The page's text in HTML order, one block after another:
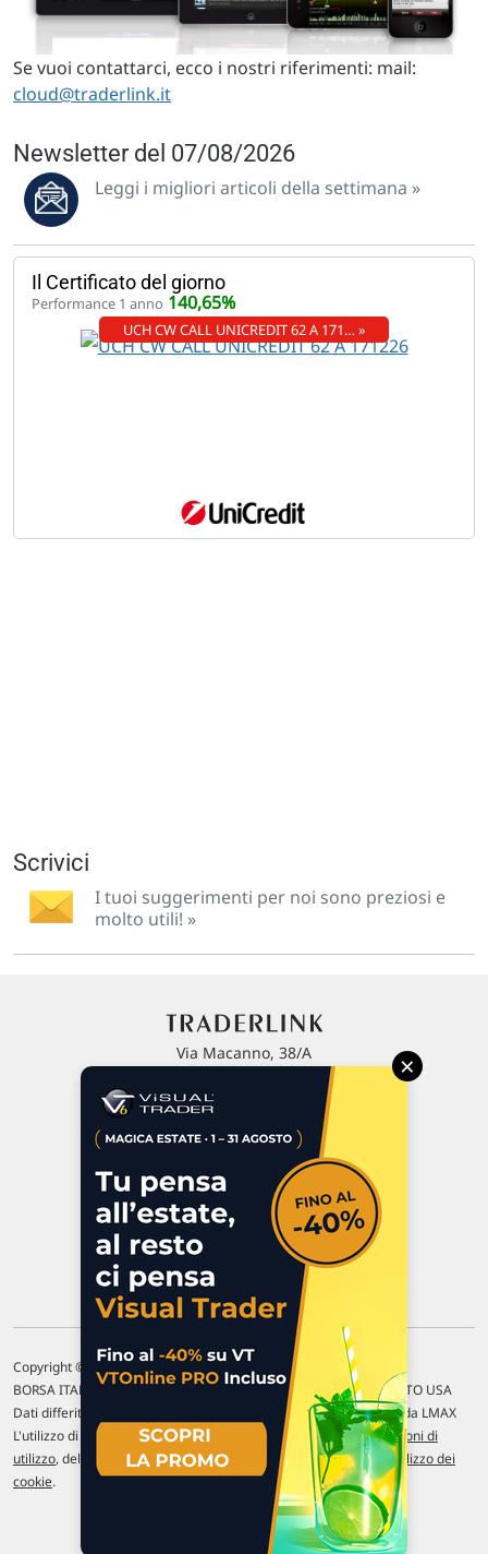
Se vuoi contattarci, ecco i nostri riferimenti: mail:
cloud@traderlink.it
Newsletter del 07/08/2026
Leggi i migliori articoli della settimana »
Il Certificato del giorno
Performance 1 anno 140,65%
UCH CW CALL UNICREDIT 62 A 171… »
Scrivici
I tuoi suggerimenti per noi sono preziosi e
molto utili! »
Via Macanno, 38/A
P.IVA 02 452 460 401
Commenti e segnalazioni
Contattaci
Copyright © 1996-2026 Traderlink Italia s.r.l.
BORSA ITALIANA Quotazioni di borsa differite di 15 min. / MERCATO USA
Dati differiti di 15 min. (fonte Intrinio) / FOREX Quotazioni fornite da LMAX
L'utilizzo di questo sito implica l'accettazione delle nostre Condizioni di
utilizzo, del Disclaimer MAR, dellePolitiche sulla privacye dell' Utilizzo dei
cookie.
×